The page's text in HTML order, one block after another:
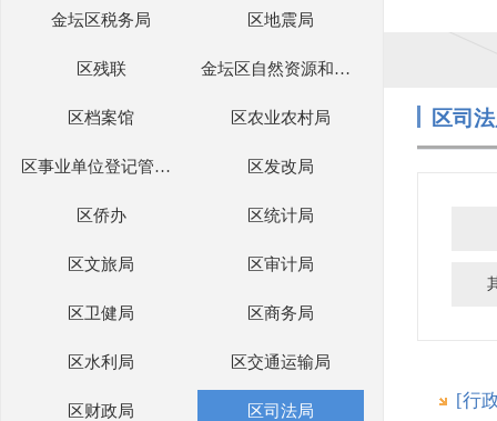
金坛区税务局 区地震局
区残联 金坛区自然资源和规划局
区档案馆 区农业农村局
区事业单位登记管理局 区发改局
区侨办 区统计局
区文旅局 区审计局
区卫健局 区商务局
区水利局 区交通运输局
区财政局 区司法局
区司
[行